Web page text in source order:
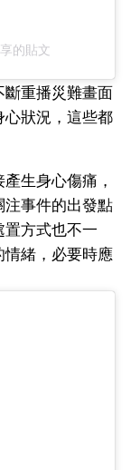
的貼文
斷重播災難畫面
心狀況，這些都
生身心傷痛，
注事件的出發點
方式也不一
情緒，必要時應